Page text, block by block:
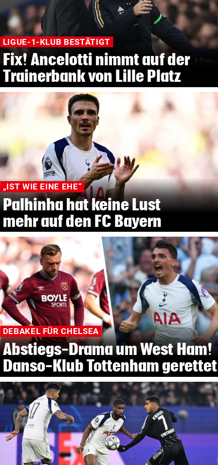
LIGUE-1-KLUB BESTÄTIGT
Fix! Ancelotti nimmt auf der
Trainerbank von Lille Platz
„IST WIE EINE EHE“
Palhinha hat keine Lust
mehr auf den FC Bayern
DEBAKEL FÜR CHELSEA
Abstiegs-Drama um West Ham!
Danso-Klub Tottenham gerettet